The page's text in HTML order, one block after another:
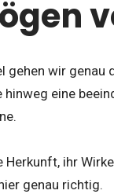
gehen wir genau
hinweg eine
Herkunft, ihr
genau richtig.